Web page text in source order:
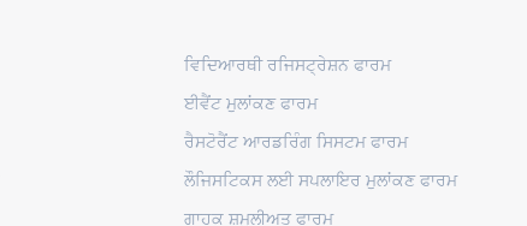
ਵਿਦਿਆਰਥੀ ਰਜਿਸਟ੍ਰੇਸ਼ਨ ਫਾਰਮ
ਈਵੈਂਟ ਮੁਲਾਂਕਣ ਫਾਰਮ
ਰੈਸਟੋਰੈਂਟ ਆਰਡਰਿੰਗ ਸਿਸਟਮ ਫਾਰਮ
ਲੌਜਿਸਟਿਕਸ ਲਈ ਸਪਲਾਇਰ ਮੁਲਾਂਕਣ ਫਾਰਮ
ਗਾਹਕ ਸ਼ਮੂਲੀਅਤ ਫਾਰਮ